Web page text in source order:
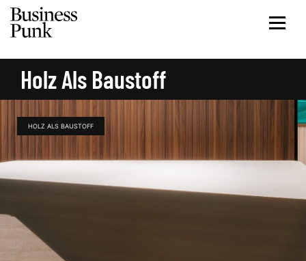
Holz Als Baustoff
HOLZ ALS BAUSTOFF